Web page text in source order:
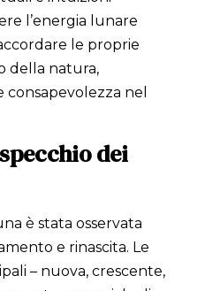
l’energia lunare
le proprie
della natura,
nel
dei
è stata osservata
e rinascita. Le
– nuova, crescente,